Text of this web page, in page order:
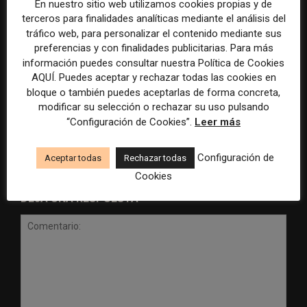
Radio Televisión Madrid
establece un sistema de
control para el uso de la
inteligencia artificial
ADEPA crea un premio
especial para la mejor
cobertura periodística del
Mundial 2026
DEJA UNA RESPUESTA
En nuestro sitio web utilizamos cookies propias y de
terceros para finalidades analíticas mediante el análisis del
tráfico web, para personalizar el contenido mediante sus
preferencias y con finalidades publicitarias. Para más
información puedes consultar nuestra Política de Cookies
AQUÍ. Puedes aceptar y rechazar todas las cookies en
bloque o también puedes aceptarlas de forma concreta,
modificar su selección o rechazar su uso pulsando
“Configuración de Cookies”. Leer más
Aceptar todas Rechazar todas
Configuración de
Cookies